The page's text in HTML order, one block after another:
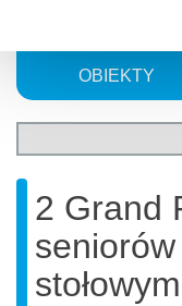
OBIEKTY
2 Grand
stołowym